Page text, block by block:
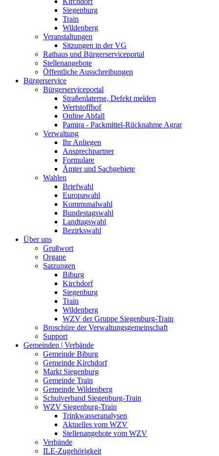
Siegenburg
Train
Wildenberg
Veranstaltungen
Sitzungen in der VG
Rathaus und Bürgerserviceportal
Stellenangebote
Öffentliche Ausschreibungen
Bürgerservice
Bürgerserviceportal
Straßenlaterne, Defekt melden
Wertstoffhof
Online Abfall
Pamira - Packmittel-Rücknahme Agrar
Verwaltung
Ihr Anliegen
Ansprechpartner
Formulare
Ämter und Sachgebiete
Wahlen
Briefwahl
Europawahl
Kommunalwahl
Bundestagswahl
Landtagswahl
Bezirkswahl
Über uns
Grußwort
Organe
Satzungen
Biburg
Kirchdorf
Siegenburg
Train
Wildenberg
WZV der Gruppe Siegenburg-Train
Broschüre der Verwaltungsgemeinschaft
Support
Gemeinden | Verbände
Gemeinde Biburg
Gemeinde Kirchdorf
Markt Siegenburg
Gemeinde Train
Gemeinde Wildenberg
Schulverband Siegenburg-Train
WZV Siegenburg-Train
Trinkwasseranalysen
Aktuelles vom WZV
Stellenangebote vom WZV
Verbände
ILE-Zugehörigkeit